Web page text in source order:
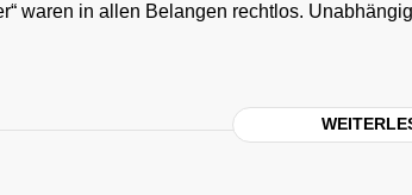
waren in allen Belangen rechtlos.